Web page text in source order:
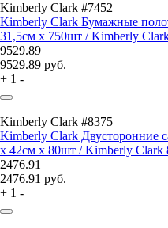
Kimberly Clark #7452
Kimberly Clark Бумажные
31,5см x 750шт / Kimberly
9529.89
9529.89 руб.
+ 1 -
Kimberly Clark #8375
Kimberly Clark Двусторонние
x 42см x 80шт / Kimberly Clark
2476.91
2476.91 руб.
+ 1 -